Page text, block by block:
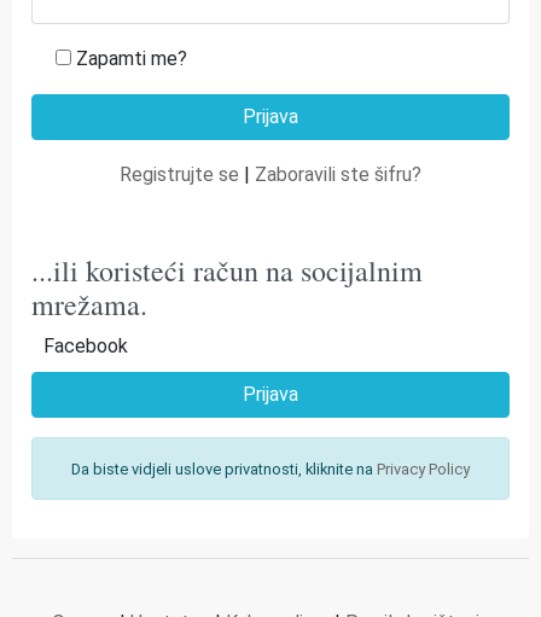
Zapamti me?
Registrujte se | Zaboravili ste šifru?
...ili koristeći račun na socijalnim
mrežama.
Facebook
Prijava
Da biste vidjeli uslove privatnosti, kliknite na Privacy Policy